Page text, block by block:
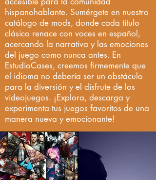
hispanohablante. Sumérgete en nuestro
catálogo de mods, donde cada título
clásico renace con voces en español,
acercando la narrativa y las emociones
del juego como nunca antes. En
EstudioCases, creemos firmemente que
el idioma no debería ser un obstáculo
para la diversión y el disfrute de los
videojuegos. ¡Explora, descarga y
experimenta tus juegos favoritos de una
manera nueva y emocionante!